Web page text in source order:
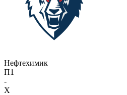
Нефтехимик
П1
-
X